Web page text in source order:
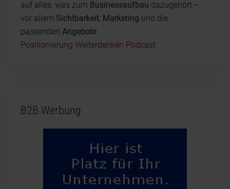
auf alles, was zum Businessaufbau dazugehört –
vor allem Sichtbarkeit Marketing und die
passenden Angebote
Positionierung Weiterdenken Podcast
B2B Werbung